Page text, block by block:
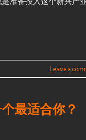
Leave a
最适合你？